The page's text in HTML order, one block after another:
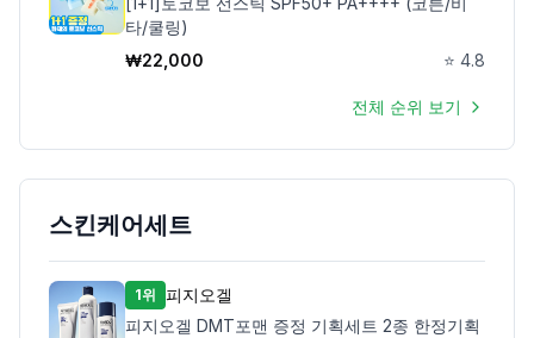
타/쿨링)
₩22,000 ⭐ 4.8
전체 순위 보기
스킨케어세트
1위 피지오겔
피지오겔 DMT포맨 증정 기획세트 2종 한정기획